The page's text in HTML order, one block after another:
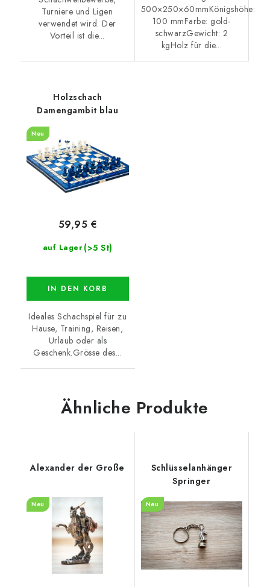
Turniere und Ligen
verwendet wird. Der
Vorteil ist die...
500×250×60mmKönigshöhe:
100 mmFarbe: gold-
schwarzGewicht: 2
kgHolz für die...
Holzschach
Damengambit blau
Neu
auf Lager (>5 St)
59,95 €
IN DEN KORB
Ideales Schachspiel für zu
Hause, Training, Reisen,
Urlaub oder als
Geschenk.Grösse des...
Ähnliche Produkte
Alexander der Große
Neu
Schlüsselanhänger
Springer
Neu